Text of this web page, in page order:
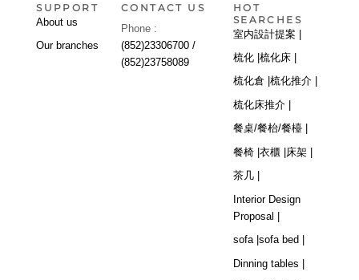
SUPPORT
About us
Our branches
CONTACT US
Phone :
(852)23306700 /
(852)23758089
HOT
SEARCHES
室内設計提案 |
梳化 | 梳化床 |
梳化倉 | 梳化推介 |
梳化床推介 |
餐桌/餐枱/餐檯 |
餐椅 | 衣櫃 | 床架 |
茶几 |
Interior Design
Proposal |
sofa | sofa bed |
Dinning tables |